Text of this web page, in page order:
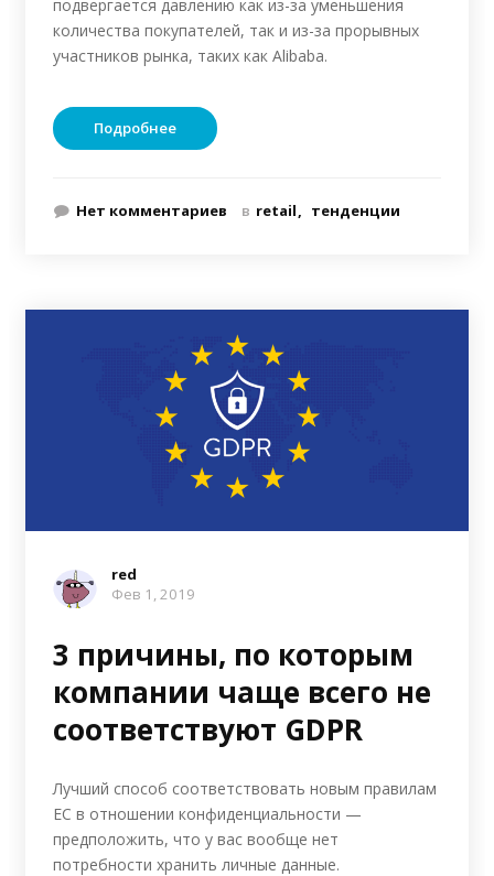
подвергается давлению как из-за уменьшения
количества покупателей, так и из-за прорывных
участников рынка, таких как Alibaba.
Подробнее
Нет комментариев в retail тенденции
red
Фев 1, 2019
3 причины, по которым
компании чаще всего не
соответствуют GDPR
Лучший способ соответствовать новым правилам
ЕС в отношении конфиденциальности —
предположить, что у вас вообще нет
потребности хранить личные данные.